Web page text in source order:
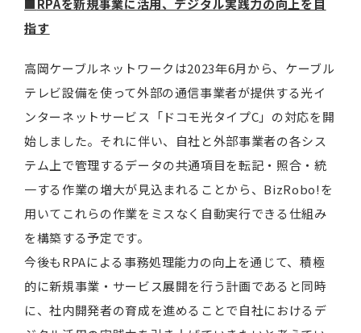
指す
高岡ケーブルネットワークは2023年6月から、ケーブル
テレビ設備を使って外部の通信事業者が提供する光イ
ンターネットサービス「ドコモ光タイプC」の対応を開
始しました。それに伴い、自社と外部事業者の各シス
テム上で管理するデータの共通項目を転記・照合・統
一する作業の増大が見込まれることから、BizRobo!を
用いてこれらの作業をミスなく自動実行できる仕組み
を構築する予定です。
今後もRPAによる事務処理能力の向上を通じて、積極
的に新規事業・サービス展開を行う計画であると同時
に、社内開発者の育成を進めることで自社におけるデ